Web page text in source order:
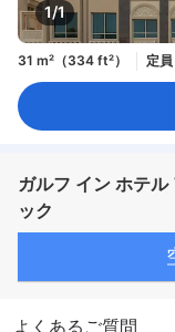
1/1
31 m²（334 ft²） 定
ガルフ イン ホテ
ック
よくあるご質問